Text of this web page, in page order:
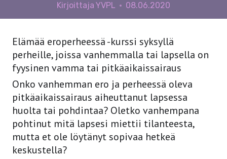
Kirjoittaja YVPL 08.06.2020
Elämää eroperheessä -kurssi syksyllä
perheille, joissa vanhemmalla tai lapsella on
fyysinen vamma tai pitkäaikaissairaus
Onko vanhemman ero ja perheessä oleva
pitkäaikaissairaus aiheuttanut lapsessa
huolta tai pohdintaa? Oletko vanhempana
pohtinut mitä lapsesi miettii tilanteesta,
mutta et ole löytänyt sopivaa hetkeä
keskustella?